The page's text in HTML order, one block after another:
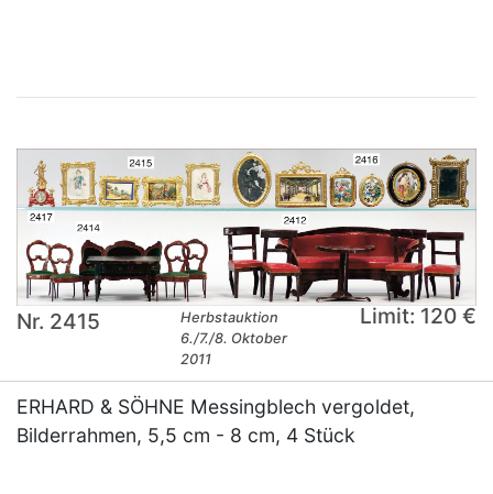
Nr. 2415
Herbstauktion
6./7./8. Oktober
2011
Limit: 120 €
ERHARD & SÖHNE Messingblech vergoldet,
Bilderrahmen, 5,5 cm - 8 cm, 4 Stück